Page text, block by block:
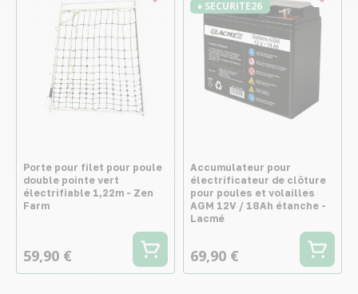
Porte pour filet pour poule
double pointe vert
électrifiable 1,22m - Zen
Farm
59,90 €
♦ SECURITE26
Accumulateur pour
électrificateur de clôture
pour poules et volailles
AGM 12V / 18Ah étanche -
Lacmé
69,90 €